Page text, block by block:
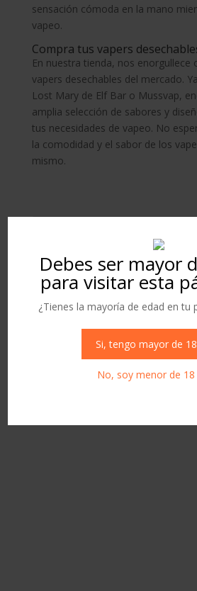
Debes ser mayor
para visitar esta
¿Tienes la mayoría de edad en tu
Si, tengo mayor de
No, soy menor de 18
sensación cómoda en la mano
vapeo.
Compra tus vapers
En nuestra tienda, nos
vapers desechables del mercado.
Lost Mary de Elf Bar o Mussvap,
amplia selección de sabores y
tus necesidades de vapeo. No
la comodidad y el sabor de los
mismo.